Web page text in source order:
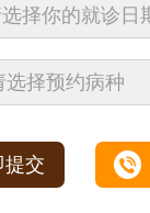
提交